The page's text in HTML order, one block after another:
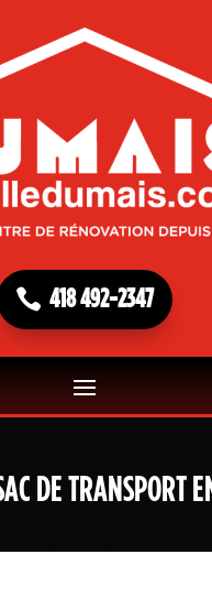
418 492-2347
DE TRANSPORT